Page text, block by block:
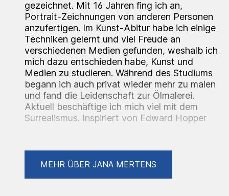
gezeichnet. Mit 16 Jahren fing ich an,
Portrait-Zeichnungen von anderen Personen
anzufertigen. Im Kunst-Abitur habe ich einige
Techniken gelernt und viel Freude an
verschiedenen Medien gefunden, weshalb ich
mich dazu entschieden habe, Kunst und
Medien zu studieren. Während des Studiums
begann ich auch privat wieder mehr zu malen
und fand die Leidenschaft zur Ölmalerei.
Aktuell beschäftige ich mich viel mit dem
Surrealismus. Inspiriert von Edward Hopper
Strangers versuche ich das fremde mit etwas
vertrautem zu verbinden.
MEHR ÜBER JANA MERTENS